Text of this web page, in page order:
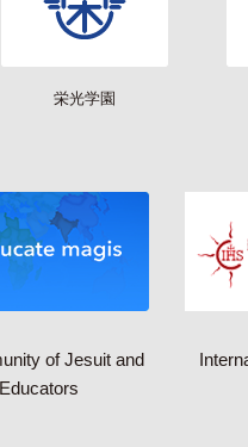
栄光学園
of Jesuit and